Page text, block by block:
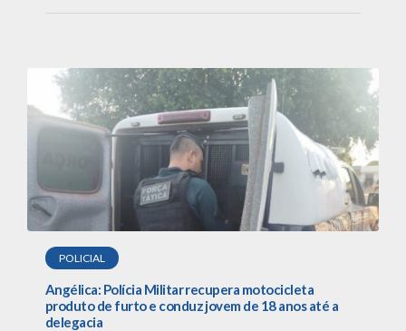
POLICIAL
Angélica: Polícia Militar recupera motocicleta
produto de furto e conduz jovem de 18 anos até a
delegacia